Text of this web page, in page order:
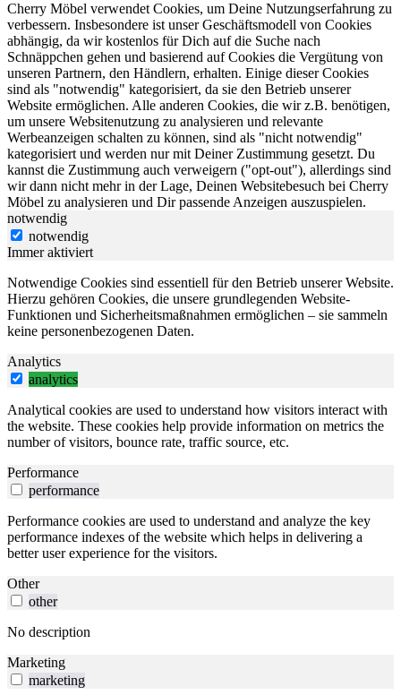
Cherry Möbel verwendet Cookies, um Deine Nutzungserfahrung zu
verbessern. Insbesondere ist unser Geschäftsmodell von Cookies
abhängig, da wir kostenlos für Dich auf die Suche nach
Schnäppchen gehen und basierend auf Cookies die Vergütung von
unseren Partnern, den Händlern, erhalten. Einige dieser Cookies
sind als "notwendig" kategorisiert, da sie den Betrieb unserer
Website ermöglichen. Alle anderen Cookies, die wir z.B. benötigen,
um unsere Websitenutzung zu analysieren und relevante
Werbeanzeigen schalten zu können, sind als "nicht notwendig"
kategorisiert und werden nur mit Deiner Zustimmung gesetzt. Du
kannst die Zustimmung auch verweigern ("opt-out"), allerdings sind
wir dann nicht mehr in der Lage, Deinen Websitebesuch bei Cherry
Möbel zu analysieren und Dir passende Anzeigen auszuspielen.
notwendig
notwendig
Immer aktiviert
Notwendige Cookies sind essentiell für den Betrieb unserer Website.
Hierzu gehören Cookies, die unsere grundlegenden Website-
Funktionen und Sicherheitsmaßnahmen ermöglichen – sie sammeln
keine personenbezogenen Daten.
Analytics
analytics
Analytical cookies are used to understand how visitors interact with
the website. These cookies help provide information on metrics the
number of visitors, bounce rate, traffic source, etc.
Performance
performance
Performance cookies are used to understand and analyze the key
performance indexes of the website which helps in delivering a
better user experience for the visitors.
Other
other
No description
Marketing
marketing